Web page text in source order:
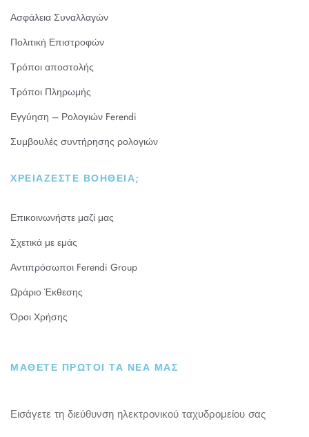
Ασφάλεια Συναλλαγών
Πολιτική Επιστροφών
Τρόποι αποστολής
Τρόποι Πληρωμής
Εγγύηση – Ρολογιών Ferendi
Συμβουλές συντήρησης ρολογιών
ΧΡΕΙΆΖΕΣΤΕ ΒΟΉΘΕΙΑ;
Επικοινωνήστε μαζί μας
Σχετικά με εμάς
Αντιπρόσωποι Ferendi Group
Ωράριο Έκθεσης
Όροι Χρήσης
ΜΑΘΕΤΕ ΠΡΩΤΟΙ ΤΑ ΝΕΑ ΜΑΣ
Εισάγετε τη διεύθυνση ηλεκτρονικού ταχυδρομείου σας